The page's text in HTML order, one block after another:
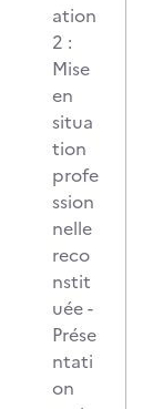
ation
2 :
Mise
en
situa
tion
profe
ssion
nelle
reco
nstit
uée -
Prése
ntati
on